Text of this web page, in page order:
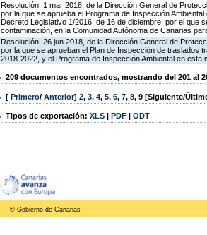
Resolución, 1 mar 2018, de la Dirección General de
por la que se aprueba el Programa de Inspección
Decreto Legislativo 1/2016, de 16 de diciembre, por el que
contaminación, en la Comunidad Autónoma de Canarias
Resolución, 26 jun 2018, de la Dirección General de
por la que se aprueban el Plan de Inspección de traslados
2018-2022, y el Programa de Inspección Ambiental en esta
209 documentos encontrados, mostrando del 201 al
[ Primero/ Anterior] 2, 3, 4, 5, 6, 7, 8, 9 [Siguiente/
Tipos de exportación: XLS | PDF | ODT
© Gobierno de Canarias